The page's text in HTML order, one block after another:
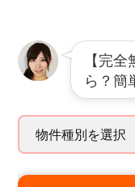
【完
ら？簡